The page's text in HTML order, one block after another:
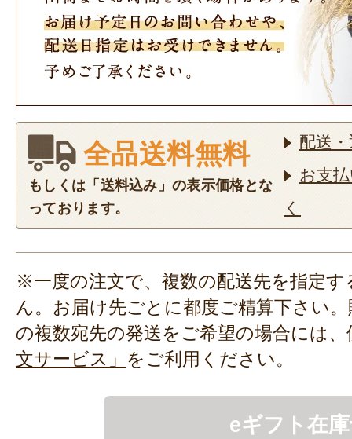
全品送料無料
もしくは「送料込み」の表示価格とな
っております。
配送
お支
く
※一度の注文で、複数の配送先を指定
ん。お届け先ごとに都度ご精算下さい
の複数宛先の発送をご希望の場合には、
文サービス」 をご利用ください。
eギフト在